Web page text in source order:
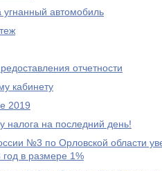
автомобиль
отчетности
кабинету
2019
налога на последний день!
№3 по Орловской области
в размере 1%